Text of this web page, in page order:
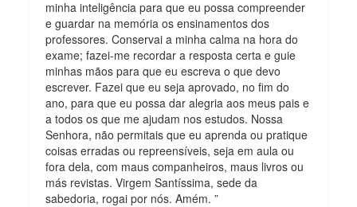
minha inteligência para que eu possa compreender
e guardar na memória os ensinamentos dos
professores. Conservai a minha calma na hora do
exame; fazei-me recordar a resposta certa e guie
minhas mãos para que eu escreva o que devo
escrever. Fazei que eu seja aprovado, no fim do
ano, para que eu possa dar alegria aos meus pais e
a todos os que me ajudam nos estudos. Nossa
Senhora, não permitais que eu aprenda ou pratique
coisas erradas ou repreensíveis, seja em aula ou
fora dela, com maus companheiros, maus livros ou
más revistas. Virgem Santíssima, sede da
sabedoria, rogai por nós. Amém. ”